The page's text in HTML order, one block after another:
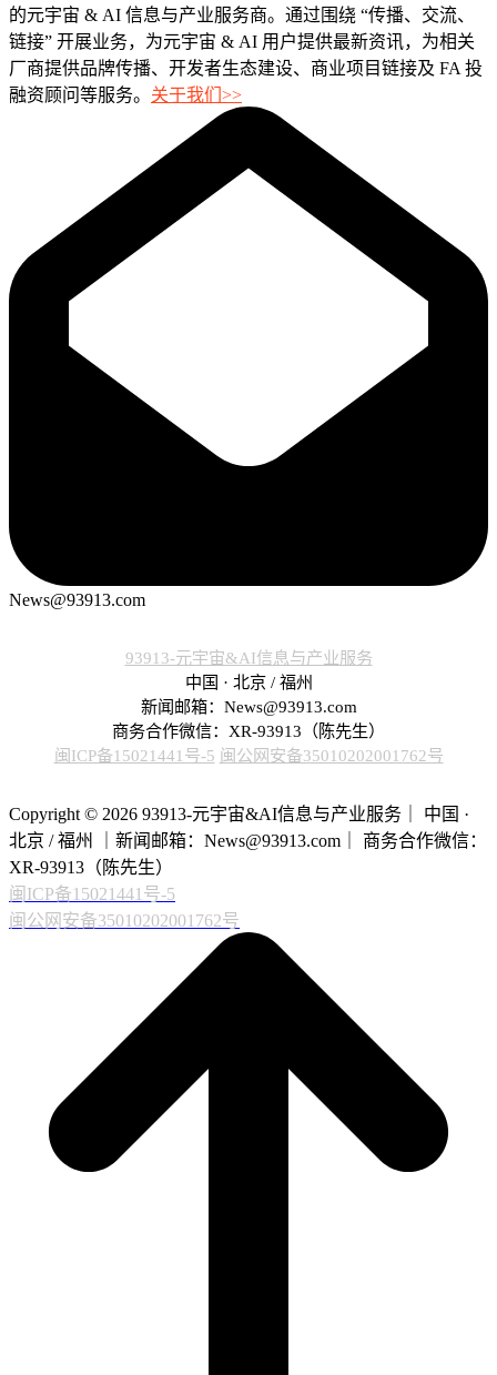
的元宇宙 & AI 信息与产业服务商。通过围绕 “传播、交流、
链接” 开展业务，为元宇宙 & AI 用户提供最新资讯，为相关
厂商提供品牌传播、开发者生态建设、商业项目链接及 FA 投
融资顾问等服务。 关于我们>>
News@93913.com
93913-元宇宙&AI信息与产业服务
中国 · 北京 / 福州
新闻邮箱：News@93913.com
商务合作微信：XR-93913（陈先生）
闽ICP备15021441号-5 闽公网安备35010202001762号
Copyright © 2026 93913-元宇宙&AI信息与产业服务｜ 中国 ·
北京 / 福州 ｜新闻邮箱：News@93913.com｜ 商务合作微信：
XR-93913（陈先生）
闽ICP备15021441号-5
闽公网安备35010202001762号